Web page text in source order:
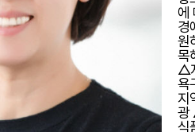
에
경
원
목
△
욕
지
광
식